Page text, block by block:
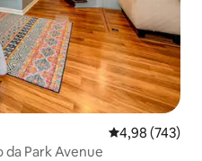
4,98 de uma
4,98 (743)
da Park Avenue